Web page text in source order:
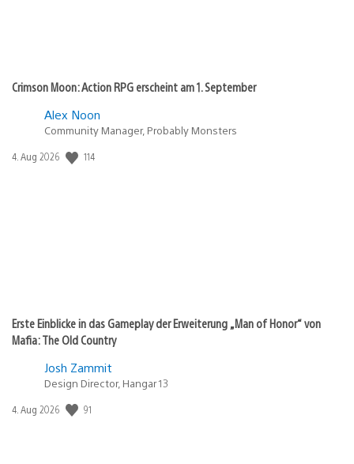
Crimson Moon: Action RPG erscheint am 1. September
Alex Noon
Community Manager, Probably Monsters
Veröffentlichungsdatum:
4. Aug 2026 114
Erste Einblicke in das Gameplay der Erweiterung „Man of Honor“ von
Mafia: The Old Country
Josh Zammit
Design Director, Hangar 13
Veröffentlichungsdatum:
4. Aug 2026 91